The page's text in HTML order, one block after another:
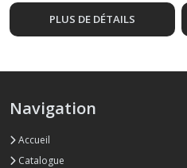
PLUS DE DÉTAILS
Navigation
Accueil
Catalogue